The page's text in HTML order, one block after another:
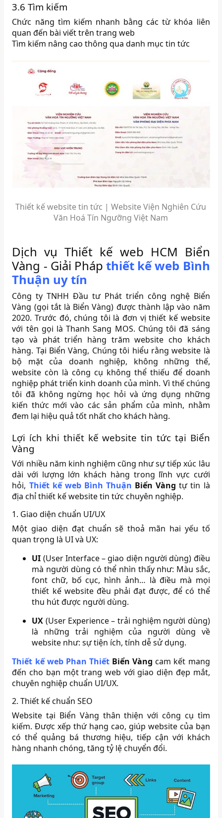
3.6 Tìm kiếm
Chức năng tìm kiếm nhanh bằng các từ khóa liên
quan đến bài viết trên trang web
Tìm kiếm nâng cao thông qua danh mục tin tức
Thiết kế website tin tức | Website Viện Nghiên Cứu
Văn Hoá Tín Ngưỡng Việt Nam
Dịch vụ Thiết kế web HCM Biển
Vàng - Giải Phápthiết kế web Bình
Thuận uy tín
Công ty TNHH Đầu tư Phát triển công nghệ Biển
Vàng (gọi tắt là Biển Vàng) được thành lập vào năm
2020. Trước đó, chúng tôi là đơn vị thiết kế website
với tên gọi là Thanh Sang MOS. Chúng tôi đã sáng
tạo và phát triển hàng trăm website cho khách
hàng. Tại Biển Vàng, Chúng tôi hiểu rằng website là
bộ mặt của doanh nghiệp, không những thế,
website còn là công cụ không thể thiếu để doanh
nghiệp phát triển kinh doanh của mình. Vì thế chúng
tôi đã không ngừng học hỏi và ứng dụng những
kiến thức mới vào các sản phẩm của mình, nhằm
đem lại hiệu quả tốt nhất cho khách hàng.
Lợi ích khi thiết kế website tin tức tại Biển
Vàng
Với nhiều năm kinh nghiệm cũng như sự tiếp xúc lâu
dài với lượng lớn khách hàng trong lĩnh vực cưới
hỏi, Thiết kế web Bình Thuận Biển Vàng tự tin là
địa chỉ thiết kế website tin tức chuyên nghiệp.
1. Giao diện chuẩn UI/UX
Một giao diện đạt chuẩn sẽ thoả mãn hai yếu tố
quan trọng là UI và UX:
UI (User Interface – giao diện người dùng) điều
mà người dùng có thể nhìn thấy như: Màu sắc,
font chữ, bố cục, hình ảnh… là điều mà mọi
thiết kế website đều phải đạt được, để có thể
thu hút được người dùng.
UX (User Experience – trải nghiệm người dùng)
là những trải nghiệm của người dùng về
website như: sự tiện ích, tính dễ sử dụng.
Thiết kế web Phan ThiếtBiển Vàngcam kết mang
đến cho bạn một trang web với giao diện đẹp mắt,
chuyên nghiệp chuẩn UI/UX.
2. Thiết kế chuẩn SEO
Website tại Biển Vàng thân thiện với công cụ tìm
kiếm. Được xếp thứ hạng cao, giúp website của bạn
có thể quảng bá thương hiệu, tiếp cận với khách
hàng nhanh chóng, tăng tỷ lệ chuyển đổi.